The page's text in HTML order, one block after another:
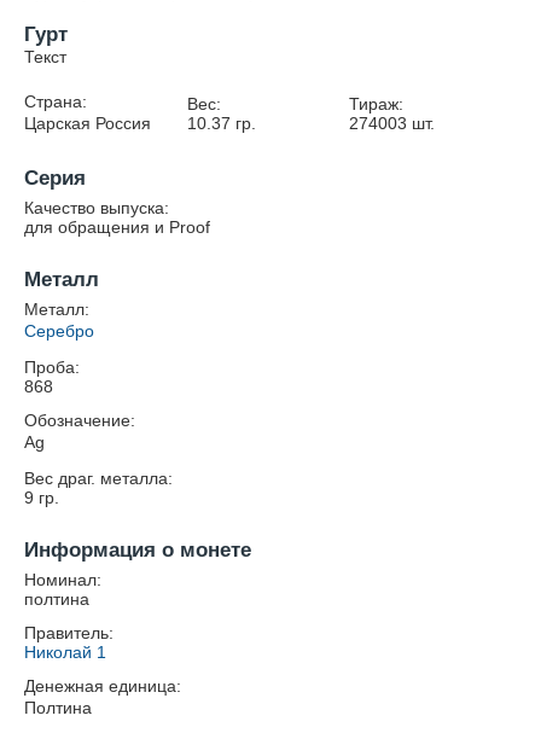
Гурт
Текст
Страна:
Царская Россия
Вес:
10.37 гр.
Тираж:
274003 шт.
Серия
Качество выпуска:
для обращения и Proof
Металл
Металл:
Серебро
Проба:
868
Обозначение:
Ag
Вес драг. металла:
9 гр.
Информация о монете
Номинал:
полтина
Правитель:
Николай 1
Денежная единица:
Полтина